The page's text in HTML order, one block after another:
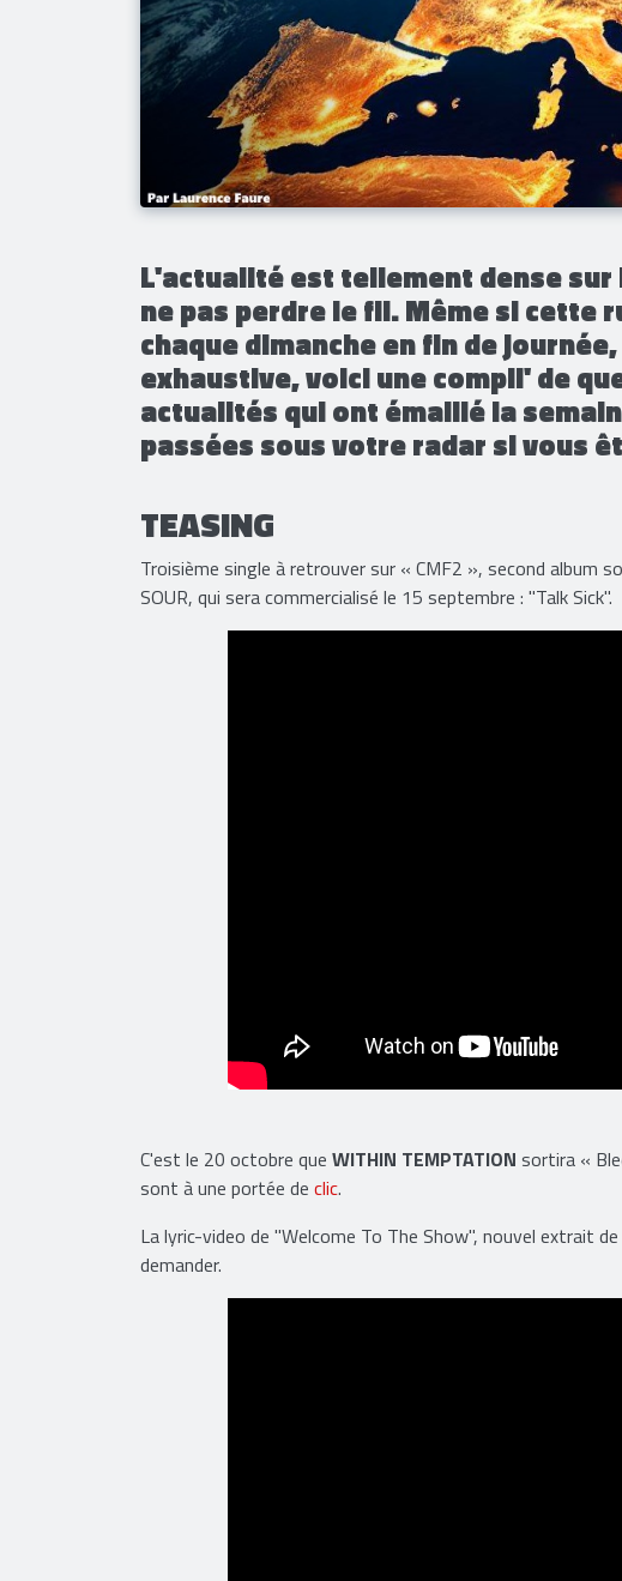
L'actualité est tellement dense
ne pas perdre le fil. Même si cette
chaque dimanche en fin de
exhaustive, voici une compil' de
actualités qui ont émaillé la
passées sous votre radar si vous
TEASING
Troisième single à retrouver sur « CMF2 », second album
SOUR, qui sera commercialisé le 15 septembre : "Talk Sick".
C'est le 20 octobre que WITHIN TEMPTATION sortira «
sont à une portée de clic.
La lyric-video de "Welcome To The Show", nouvel extrait
demander.